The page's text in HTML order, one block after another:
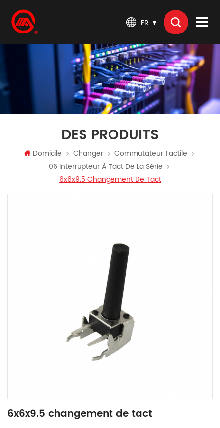
FR
DES PRODUITS
Domicile Changer
Commutateur Tactile
06 Interrupteur À Tact De La Série
6x6x9.5 Changement De Tact
6x6x9.5 changement de tact